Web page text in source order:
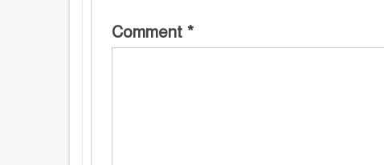
Comment *